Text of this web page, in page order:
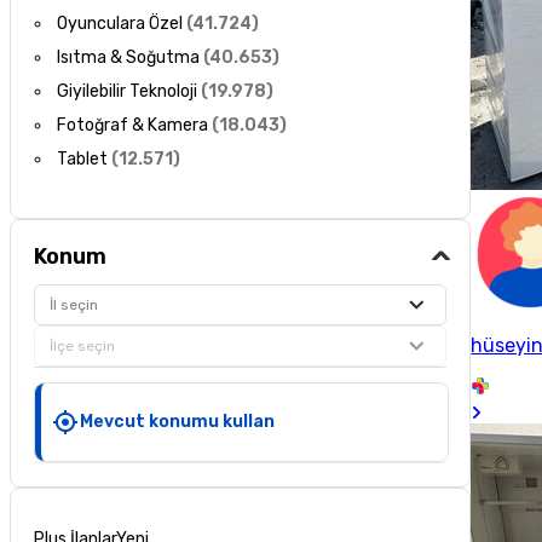
Oyunculara Özel (41.724)
Isıtma & Soğutma (40.653)
Giyilebilir Teknoloji (19.978)
Fotoğraf & Kamera (18.043)
Tablet (12.571)
Konum
İl seçin
İlçe seçin
Mevcut konumu kullan